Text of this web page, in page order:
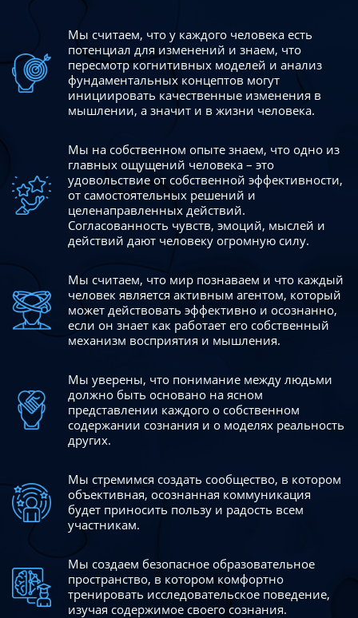
Мы считаем, что у каждого человека есть
потенциал для изменений и знаем, что
пересмотр когнитивных моделей и анализ
фундаментальных концептов могут
инициировать качественные изменения в
мышлении, а значит и в жизни человека.
Мы на собственном опыте знаем, что одно из
главных ощущений человека – это
удовольствие от собственной эффективности,
от самостоятельных решений и
целенаправленных действий.
Согласованность чувств, эмоций, мыслей и
действий дают человеку огромную силу.
Мы считаем, что мир познаваем и что каждый
человек является активным агентом, который
может действовать эффективно и осознанно,
если он знает как работает его собственный
механизм восприятия и мышления.
Мы уверены, что понимание между людьми
должно быть основано на ясном
представлении каждого о собственном
содержании сознания и о моделях реальность
других.
Мы стремимся создать сообщество, в котором
объективная, осознанная коммуникация
будет приносить пользу и радость всем
участникам.
Мы создаем безопасное образовательное
пространство, в котором комфортно
тренировать исследовательское поведение,
изучая содержимое своего сознания.